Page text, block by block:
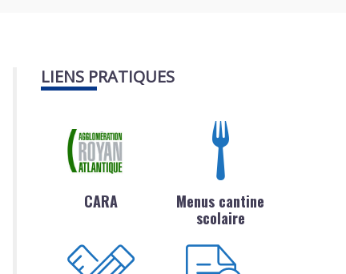
LIENS PRATIQUES
CARA
Menus cantine
scolaire